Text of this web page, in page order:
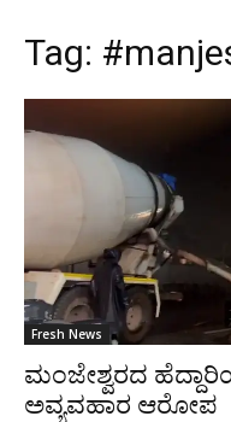
Tag:
Fresh News
ಮಂಜೇಶ್ವರದ
ಅವ್ಯವಹಾರ ಆರೋಪ